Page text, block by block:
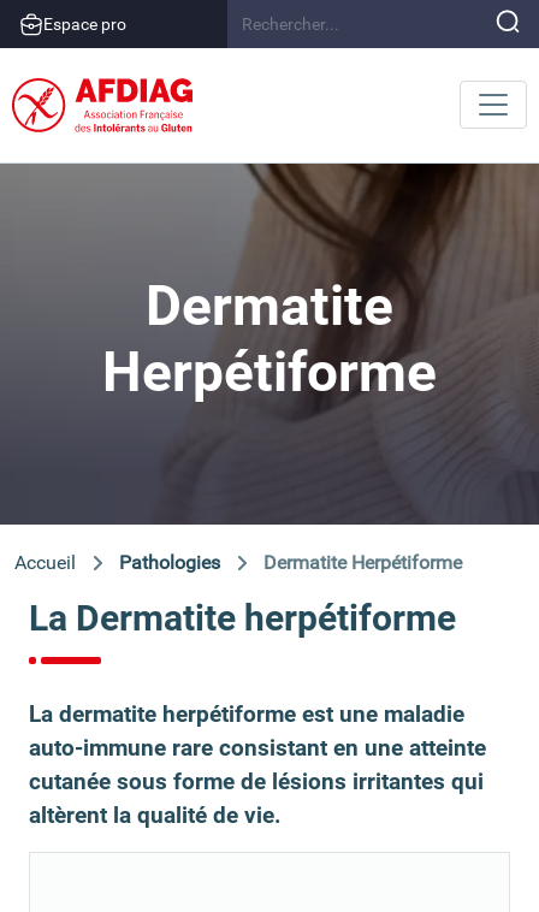
Espace pro
Dermatite
Herpétiforme
Accueil Pathologies Dermatite Herpétiforme
La Dermatite herpétiforme
La dermatite herpétiforme est une maladie
auto-immune rare consistant en une atteinte
cutanée sous forme de lésions irritantes qui
altèrent la qualité de vie.